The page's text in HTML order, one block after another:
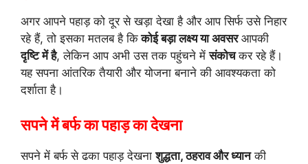
अगर आपने पहाड़ को दूर से खड़ा देखा है और आप सिर्फ उसे निहार
रहे हैं, तो इसका मतलब है किकोई बड़ा लक्ष्य या अवसरआपकी
दृष्टि में है, लेकिन आप अभी उस तक पहुंचने मेंसंकोचकर रहे हैं।
यह सपना आंतरिक तैयारी और योजना बनाने की आवश्यकता को
दर्शाता है।
सपने में बर्फ का पहाड़ का देखना
सपने में बर्फ से ढका पहाड़ देखनाशुद्धता, ठहराव और ध्यानकी